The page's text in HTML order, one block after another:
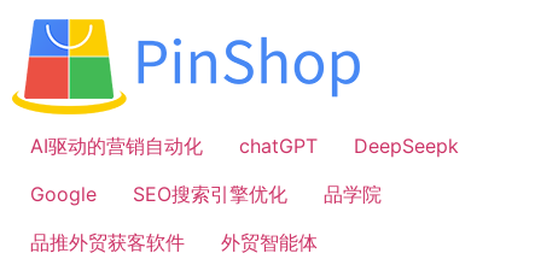
容
AI驱动的营销自动化
chatGPT
DeepSeepk
Google
SEO搜索引擎优化
品学院
品推外贸获客软件
外贸智能体